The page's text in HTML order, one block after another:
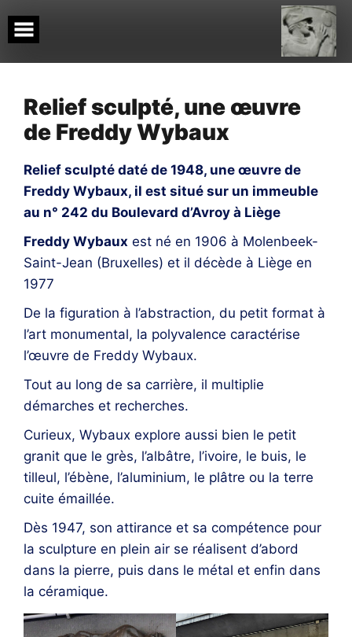
to
content
Relief sculpté, une œuvre
de Freddy Wybaux
Relief sculpté daté de 1948, une œuvre de
Freddy Wybaux, il est situé sur un immeuble
au n° 242 du Boulevard d’Avroy à Liège
Freddy Wybaux est né en 1906 à Molenbeek-
Saint-Jean (Bruxelles) et il décède à Liège en
1977
De la figuration à l’abstraction, du petit format à
l’art monumental, la polyvalence caractérise
l’œuvre de Freddy Wybaux.
Tout au long de sa carrière, il multiplie
démarches et recherches.
Curieux, Wybaux explore aussi bien le petit
granit que le grès, l’albâtre, l’ivoire, le buis, le
tilleul, l’ébène, l’aluminium, le plâtre ou la terre
cuite émaillée.
Dès 1947, son attirance et sa compétence pour
la sculpture en plein air se réalisent d’abord
dans la pierre, puis dans le métal et enfin dans
la céramique.